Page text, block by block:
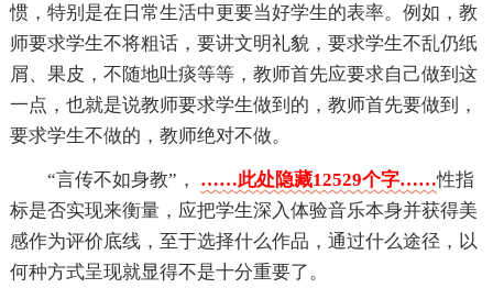
惯，特别是在日常生活中更要当好学生的表率。例如，教
师要求学生不将粗话，要讲文明礼貌，要求学生不乱仍纸
屑、果皮，不随地吐痰等等，教师首先应要求自己做到这
一点，也就是说教师要求学生做到的，教师首先要做到，
要求学生不做的，教师绝对不做。
“言传不如身教”， ……此处隐藏12529个字……性指
标是否实现来衡量，应把学生深入体验音乐本身并获得美
感作为评价底线，至于选择什么作品，通过什么途径，以
何种方式呈现就显得不是十分重要了。